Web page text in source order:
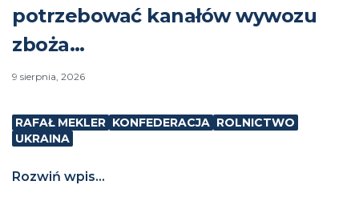
potrzebować kanałów wywozu
zboża…
9 sierpnia, 2026
RAFAŁ MEKLER KONFEDERACJA ROLNICTWO
UKRAINA
Rozwiń wpis...